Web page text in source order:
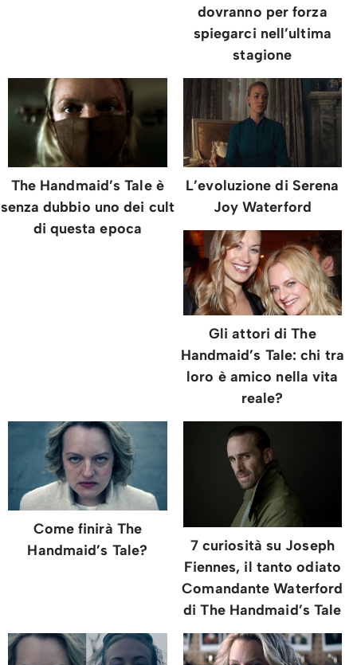
dovranno per forza
spiegarci nell’ultima
stagione
The Handmaid’s Tale è
senza dubbio uno dei cult
di questa epoca
L’evoluzione di Serena
Joy Waterford
Gli attori di The
Handmaid’s Tale: chi tra
loro è amico nella vita
reale?
Come finirà The
Handmaid’s Tale?
7 curiosità su Joseph
Fiennes, il tanto odiato
Comandante Waterford
di The Handmaid’s Tale